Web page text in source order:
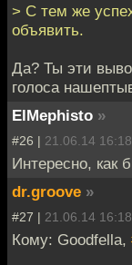
> С тем же
объявить.
Да? Ты эти
голоса
ElMephisto »
#26 | 21.06.14 16:18
Интересно, как
dr.groove »
#27 | 21.06.14 16:18
Кому: Goodfella,